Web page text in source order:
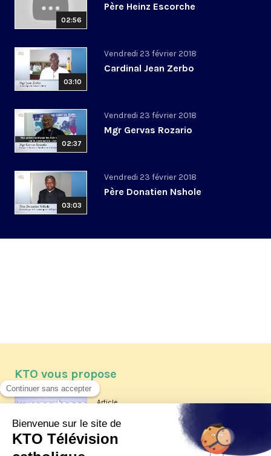
02:56
Père Heinz Escorche
03:10
Vendredi 23 février 2018
Cardinal Jean Zerbo
02:37
Vendredi 23 février 2018
Mgr Gervas Rozario
03:03
Vendredi 23 février 2018
Père Donatien Nshole
KTO vous propose
Article
Les reportages d'été 2026 de KTO